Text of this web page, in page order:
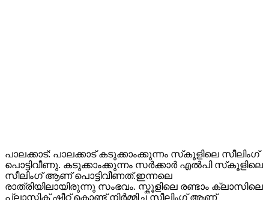
പാലക്കാട്: പാലക്കാട് കടുക്കാംക്കുന്നം സ്‌കൂളിലെ സീലിംഗ്
പൊട്ടിവീണു. കടുക്കാംക്കുന്നം സർക്കാർ എൽപി സ്‌കൂളിലെ
സീലിംഗ് ആണ് പൊട്ടിവീണത്.ഇന്നലെ
രാത്രിയിലായിരുന്നു സംഭവം. സ്കൂളിലെ രണ്ടാം ക്ലാസിലെ
പ്ലാസ്റ്റിക് ഷീറ്റ് കൊണ്ട് നിർമ്മിച്ച സീലിംഗ് ആണ്